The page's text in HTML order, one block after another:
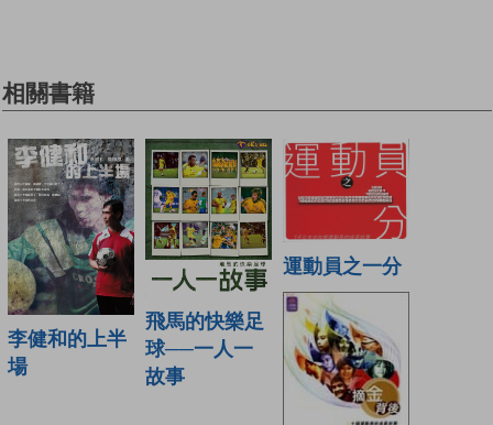
相關書籍
李健和的上半
場
飛馬的快樂足
球──一人一
故事
運動員之一分